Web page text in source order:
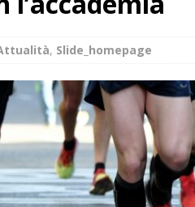
, Slide_homepage